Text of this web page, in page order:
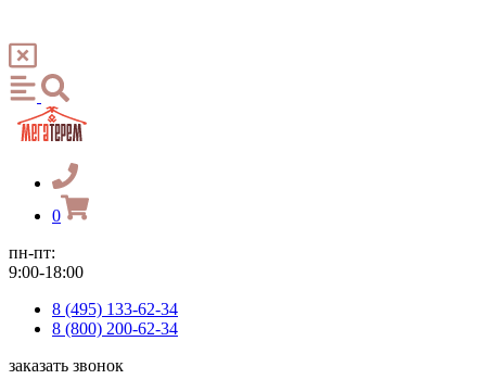
0
пн-пт:
9:00-18:00
8 (495) 133-62-34
8 (800) 200-62-34
заказать звонок